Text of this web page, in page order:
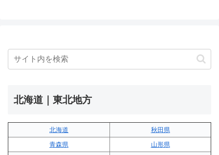
北海道｜東北地方
北海道
秋田県
青森県
山形県